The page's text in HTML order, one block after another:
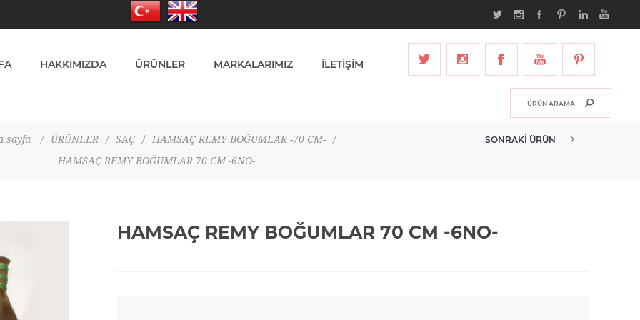
HAKKIMIZDA ÜRÜNLER MARKALARIMIZ İLETİŞİM
sayfa / ÜRÜNLER / SAÇ / HAMSAÇ REMY BOĞUMLAR -70 CM-
/
HAMSAÇ REMY BOĞUMLAR 70 CM -6NO-
SONRAKI ÜRÜN
HAMSAÇ REMY BOĞUMLAR 70 CM -6NO-